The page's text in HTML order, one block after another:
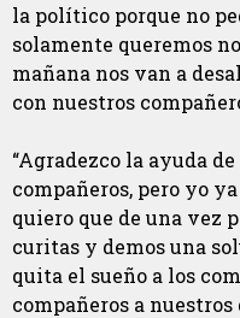
la político porque no
solamente queremos
mañana nos van a
con nuestros
“Agradezco la ayuda
compañeros, pero yo
quiero que de una vez
curitas y demos una
quita el sueño a los
compañeros a